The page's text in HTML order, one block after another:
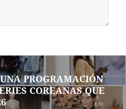
PROGRAMACIÓN
COREANAS QUE